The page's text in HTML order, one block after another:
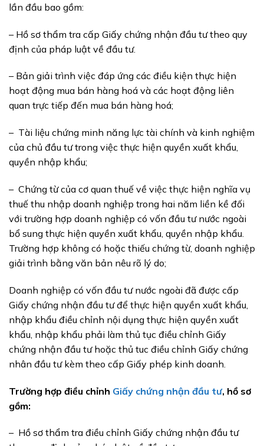
lần đầu bao gồm:
– Hồ sơ thẩm tra cấp Giấy chứng nhận đầu tư theo quy
định của pháp luật về đầu tư.
– Bản giải trình việc đáp ứng các điều kiện thực hiện
hoạt động mua bán hàng hoá và các hoạt động liên
quan trực tiếp đến mua bán hàng hoá;
– Tài liệu chứng minh năng lực tài chính và kinh nghiệm
của chủ đầu tư trong việc thực hiện quyền xuất khẩu,
quyền nhập khẩu;
– Chứng từ của cơ quan thuế về việc thực hiện nghĩa vụ
thuế thu nhập doanh nghiệp trong hai năm liền kề đối
với trường hợp doanh nghiệp có vốn đầu tư nước ngoài
bổ sung thực hiện quyền xuất khẩu, quyền nhập khẩu.
Trường hợp không có hoặc thiếu chứng từ, doanh nghiệp
giải trình bằng văn bản nêu rõ lý do;
Doanh nghiệp có vốn đầu tư nước ngoài đã được cấp
Giấy chứng nhận đầu tư để thực hiện quyền xuất khẩu,
nhập khẩu điều chỉnh nội dụng thực hiện quyền xuất
khẩu, nhập khẩu phải làm thủ tục điều chỉnh Giấy
chứng nhận đầu tư hoặc thủ tuc điều chỉnh Giấy chứng
nhân đầu tư kèm theo cấp Giấy phép kinh doanh.
Trường hợp điều chỉnh Giấy chứng nhận đầu tư, hồ sơ
gồm:
– Hồ sơ thẩm tra điều chỉnh Giấy chứng nhận đầu tư